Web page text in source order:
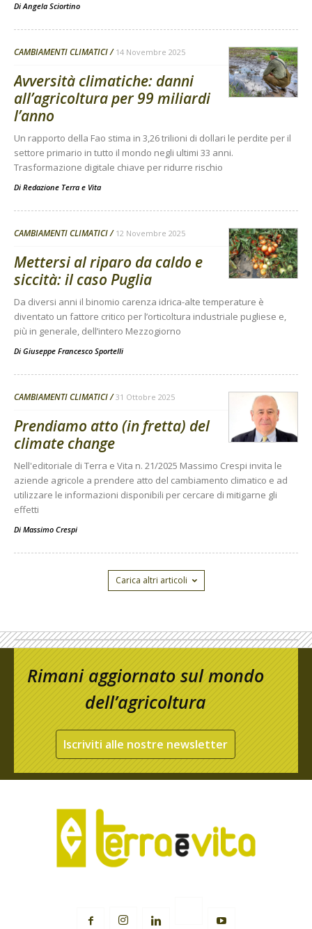
DiAngela Sciortino
CAMBIAMENTI CLIMATICI 14 Novembre 2025
Avversità climatiche: danni
all’agricoltura per 99 miliardi
l’anno
Un rapporto della Fao stima in 3,26 trilioni di dollari le perdite per il
settore primario in tutto il mondo negli ultimi 33 anni.
Trasformazione digitale chiave per ridurre rischio
Di Redazione Terra e Vita
CAMBIAMENTI CLIMATICI 12 Novembre 2025
Mettersi al riparo da caldo e
siccità: il caso Puglia
Da diversi anni il binomio carenza idrica-alte temperature è
diventato un fattore critico per l’orticoltura industriale pugliese e,
più in generale, dell’intero Mezzogiorno
Di Giuseppe Francesco Sportelli
CAMBIAMENTI CLIMATICI 31 Ottobre 2025
Prendiamo atto (in fretta) del
climate change
Nell'editoriale di Terra e Vita n. 21/2025 Massimo Crespi invita le
aziende agricole a prendere atto del cambiamento climatico e ad
utilizzare le informazioni disponibili per cercare di mitigarne gli
effetti
Di Massimo Crespi
Carica altri articoli
Rimani aggiornato sul mondo
dell’agricoltura
Iscriviti alle nostre newsletter